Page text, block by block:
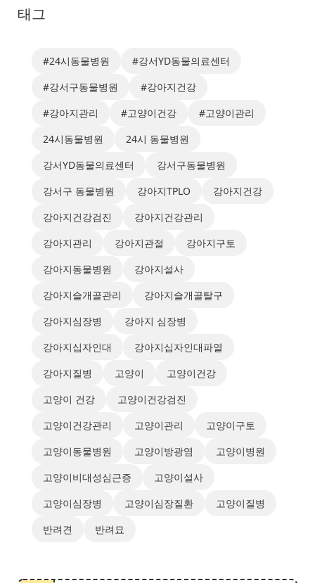
태그
#24시동물병원
#강서YD동물의료센터
#강서구동물병원
#강아지건강
#강아지관리
#고양이건강
#고양이관리
24시동물병원
24시 동물병원
강서YD동물의료센터
강서구동물병원
강서구 동물병원
강아지TPLO
강아지건강
강아지건강검진
강아지건강관리
강아지관리
강아지관절
강아지구토
강아지동물병원
강아지설사
강아지슬개골관리
강아지슬개골탈구
강아지심장병
강아지 심장병
강아지십자인대
강아지십자인대파열
강아지질병
고양이
고양이건강
고양이 건강
고양이건강검진
고양이건강관리
고양이관리
고양이구토
고양이동물병원
고양이방광염
고양이병원
고양이비대성심근증
고양이설사
고양이심장병
고양이심장질환
고양이질병
반려견
반려묘